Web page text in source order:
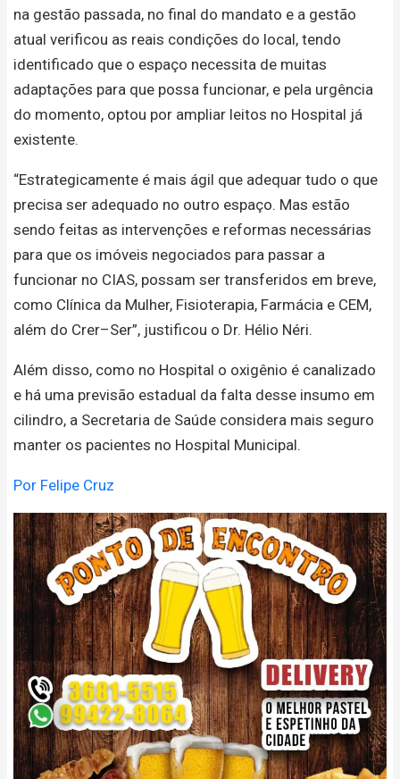
na gestão passada, no final do mandato e a gestão
atual verificou as reais condições do local, tendo
identificado que o espaço necessita de muitas
adaptações para que possa funcionar, e pela urgência
do momento, optou por ampliar leitos no Hospital já
existente.
“Estrategicamente é mais ágil que adequar tudo o que
precisa ser adequado no outro espaço. Mas estão
sendo feitas as intervenções e reformas necessárias
para que os imóveis negociados para passar a
funcionar no CIAS, possam ser transferidos em breve,
como Clínica da Mulher, Fisioterapia, Farmácia e CEM,
além do Crer–Ser”, justificou o Dr. Hélio Néri.
Além disso, como no Hospital o oxigênio é canalizado
e há uma previsão estadual da falta desse insumo em
cilindro, a Secretaria de Saúde considera mais seguro
manter os pacientes no Hospital Municipal.
Por Felipe Cruz